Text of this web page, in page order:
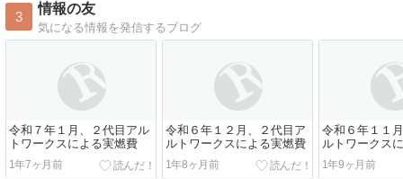
3
情報の友
気になる情報を発信するブログ
令和７年１月、２代目アル
トワークスによる実燃費
1年7ヶ月前
令和６年１２月、２代目ア
ルトワークスによる実燃費
1年8ヶ月前
令和６年１１
ルトワークス
1年9ヶ月前